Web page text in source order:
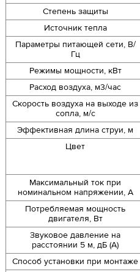
Степень защиты
Источник тепла
Параметры питающей сети, В/
Гц
Режимы мощности, кВт
Расход воздуха, м3/час
Скорость воздуха на выходе из
сопла, м/с
Эффективная длина струи, м
Цвет
Максимальный ток при
номинальном напряжении, A
Потребляемая мощность
двигателя, Вт
Звуковое давление на
расстоянии 5 м, дБ (A)
Способ установки при монтаже